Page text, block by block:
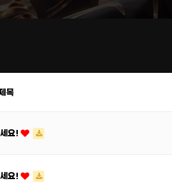
목
요!
요!